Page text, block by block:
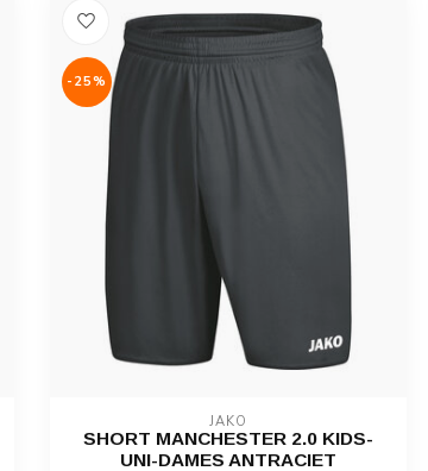
-25%
JAKO
SHORT MANCHESTER 2.0 KIDS-
UNI-DAMES ANTRACIET